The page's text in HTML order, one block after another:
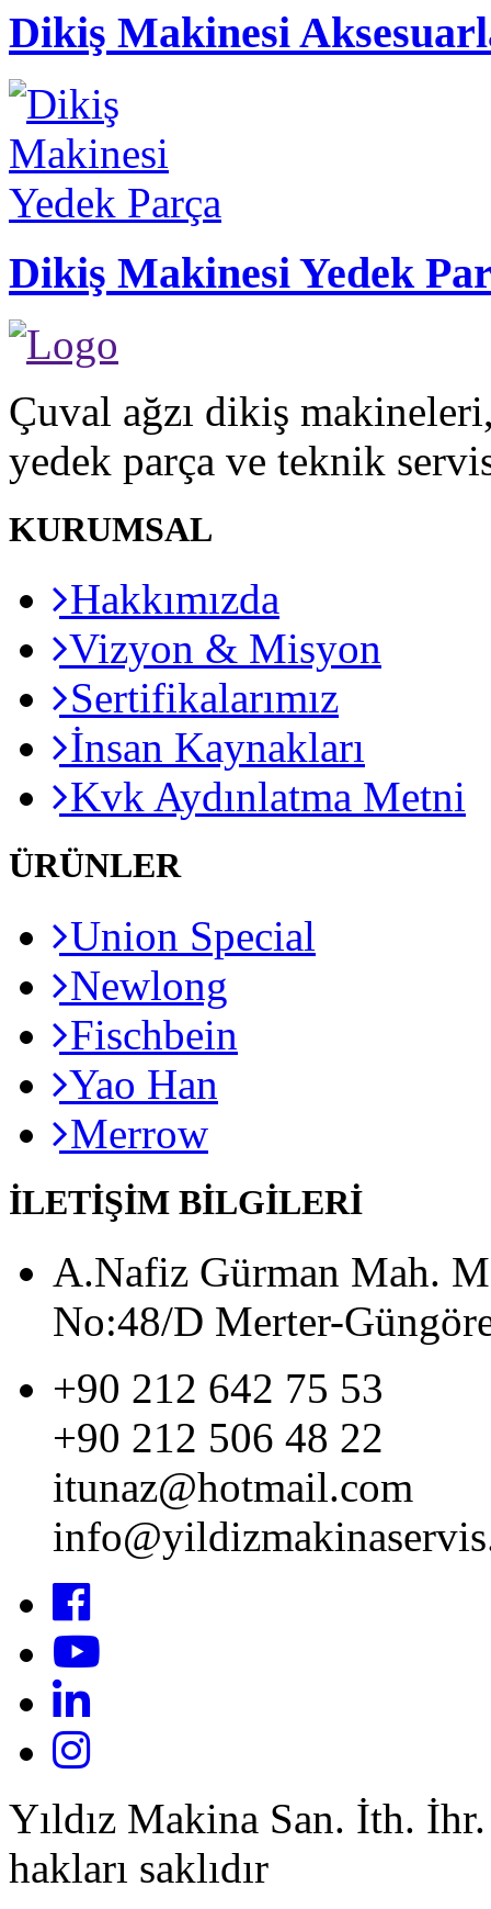
Dikiş Makinesi
Dikiş Makinesi Yedek
Çuval ağzı dikiş
yedek parça ve teknik
KURUMSAL
Hakkımızda
Vizyon & Misyon
Sertifikalarımız
İnsan Kaynakları
Kvk Aydınlatma Metni
ÜRÜNLER
Union Special
Newlong
Fischbein
Yao Han
Merrow
İLETİŞİM BİLGİLERİ
A.Nafiz Gürman Mah.
No:48/D Merter-
+90 212 642 75 53
+90 212 506 48 22
itunaz@hotmail.com
Yıldız Makina San. İth.
hakları saklıdır